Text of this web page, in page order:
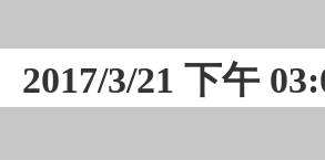
2017/3/21 下午